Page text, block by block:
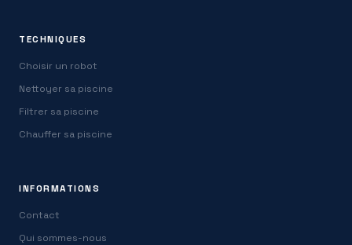
TECHNIQUES
Choisir un robot
Nettoyer sa piscine
Filtrer sa piscine
Chauffer sa piscine
INFORMATIONS
Contact
Qui sommes-nous